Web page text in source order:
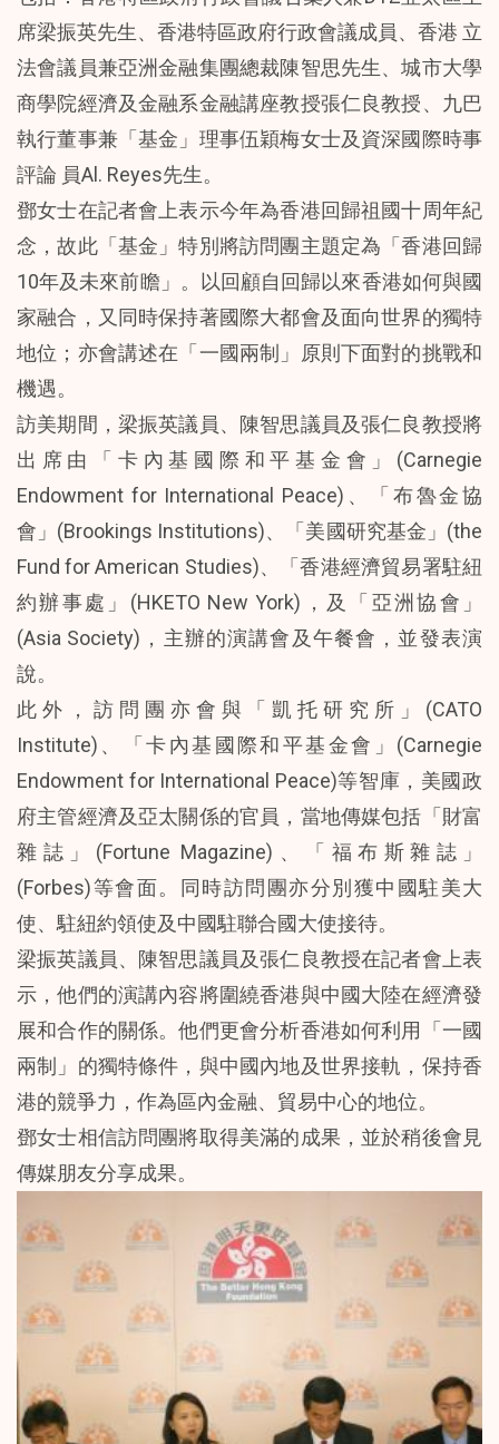
席梁振英先生、香港特區政府行政會議成員、香港 立
法會議員兼亞洲金融集團總裁陳智思先生、城市大學
商學院經濟及金融系金融講座教授張仁良教授、九巴
執行董事兼「基金」理事伍穎梅女士及資深國際時事
評論 員Al. Reyes先生。
鄧女士在記者會上表示今年為香港回歸祖國十周年紀
念，故此「基金」特別將訪問團主題定為「香港回歸
10年及未來前瞻」。以回顧自回歸以來香港如何與國
家融合，又同時保持著國際大都會及面向世界的獨特
地位；亦會講述在「一國兩制」原則下面對的挑戰和
機遇。
訪美期間，梁振英議員、陳智思議員及張仁良教授將
出席由「卡內基國際和平基金會」(Carnegie
Endowment for International Peace)、「布魯金協
會」(Brookings Institutions)、「美國研究基金」(the
Fund for American Studies)、「香港經濟貿易署駐紐
約辦事處」(HKETO New York)，及「亞洲協會」
(Asia Society)，主辦的演講會及午餐會，並發表演
說。
此外，訪問團亦會與「凱托研究所」(CATO
Institute)、「卡內基國際和平基金會」(Carnegie
Endowment for International Peace)等智庫，美國政
府主管經濟及亞太關係的官員，當地傳媒包括「財富
雜誌」(Fortune Magazine)、「福布斯雜誌」
(Forbes)等會面。同時訪問團亦分別獲中國駐美大
使、駐紐約領使及中國駐聯合國大使接待。
梁振英議員、陳智思議員及張仁良教授在記者會上表
示，他們的演講內容將圍繞香港與中國大陸在經濟發
展和合作的關係。他們更會分析香港如何利用「一國
兩制」的獨特條件，與中國內地及世界接軌，保持香
港的競爭力，作為區內金融、貿易中心的地位。
鄧女士相信訪問團將取得美滿的成果，並於稍後會見
傳媒朋友分享成果。